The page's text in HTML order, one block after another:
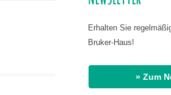
Erhalten Sie
Bruker-Haus!
» Zum